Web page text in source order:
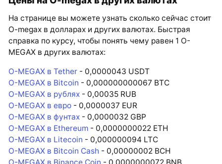
На странице вы можете узнать сколько сейчас стоит
O-megax в долларах и других валютах. Быстрая
справка по курсу, чтобы понять чему равен 1 O-
MEGAX в других валютах:
O-MEGAX в Tether - 0,0000043 USDT
O-MEGAX в Bitcoin - 0,000000000067 BTC
O-MEGAX в рублях - 0,00035 RUB
O-MEGAX в евро - 0,0000037 EUR
O-MEGAX в фунтах - 0,0000032 GBP
O-MEGAX в Ethereum - 0,0000000022 ETH
O-MEGAX в Litecoin - 0,000000094 LTC
O-MEGAX в Bitcoin Cash - 0,00000002 BCH